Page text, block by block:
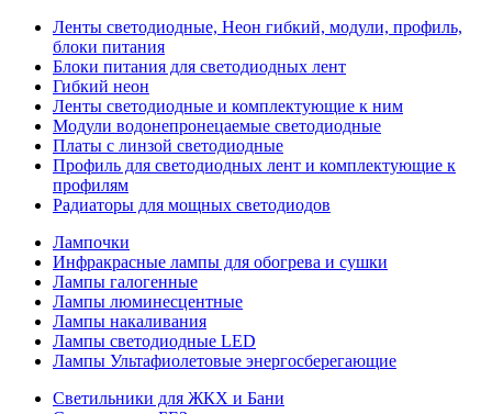
Ленты светодиодные, Неон гибкий, модули, профиль,
блоки питания
Блоки питания для светодиодных лент
Гибкий неон
Ленты светодиодные и комплектующие к ним
Модули водонепронецаемые светодиодные
Платы с линзой светодиодные
Профиль для светодиодных лент и комплектующие к
профилям
Радиаторы для мощных светодиодов
Лампочки
Инфракрасные лампы для обогрева и сушки
Лампы галогенные
Лампы люминесцентные
Лампы накаливания
Лампы светодиодные LED
Лампы Ультафиолетовые энергосберегающие
Светильники для ЖКХ и Бани